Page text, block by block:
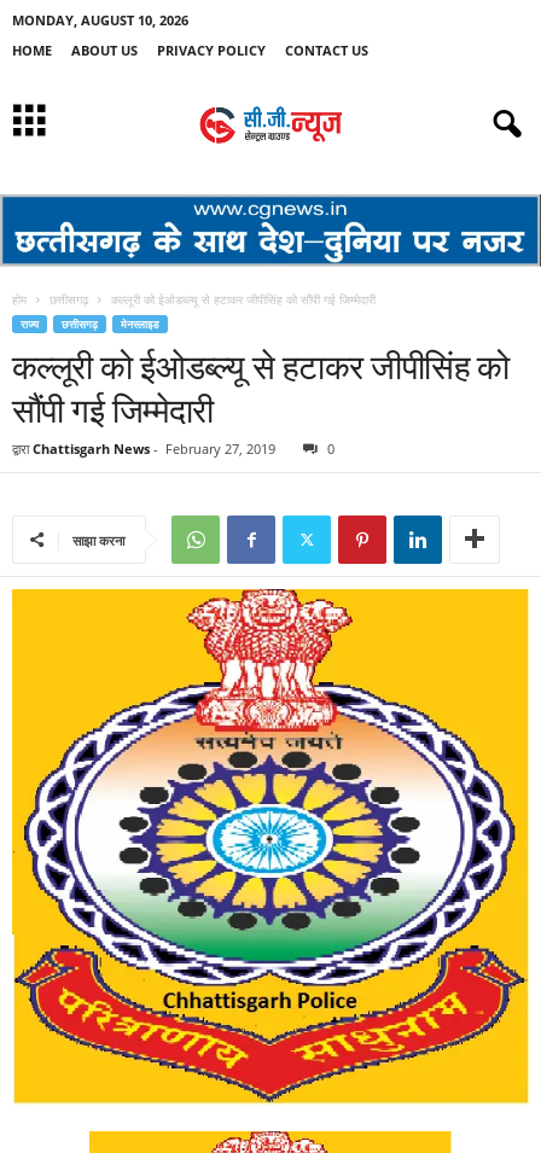
MONDAY, AUGUST 10, 2026
HOME
ABOUT US PRIVACY POLICY CONTACT US
होम छत्तीसगढ़ कल्लूरी को ईओडब्ल्यू से हटाकर जीपीसिंह को सौंपी गई जिम्मेदारी
राज्य छत्तीसगढ़ मेनस्लाइड
कल्लूरी को ईओडब्ल्यू से हटाकर जीपीसिंह को
सौंपी गई जिम्मेदारी
द्वारा Chattisgarh News - February 27, 2019 0
साझा करना